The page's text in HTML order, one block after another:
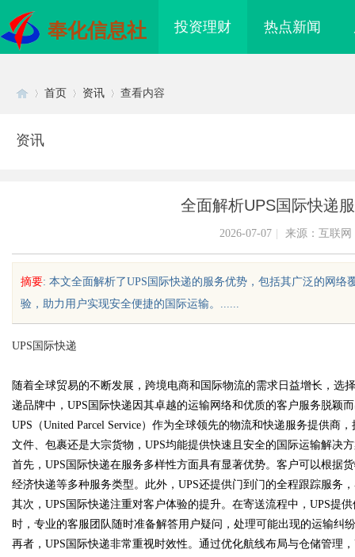
奉化信息社 投资理财 热点新闻
uz
首页 资讯 查看内容
资讯
全面解析UPS国际快递
2026-07-07 来源：互联网
摘要: 本文全面解析了UPS国际快递的服务优势，包括其广泛的网
验，助力用户实现安全便捷的国际运输。......
UPS国际快递
随着全球贸易的不断发展，跨境电商和国际物流的需求日益增长，选
递品牌中，UPS国际快递因其卓越的运输网络和优质的客户服务脱颖
UPS（United Parcel Service）作为全球领先的物流和快递服务提供商
文件、包裹还是大宗货物，UPS均能提供快速且安全的国际运输解决
首先，UPS国际快递在服务多样性方面具有显著优势。客户可以根据
经济快递等多种服务类型。此外，UPS还提供门到门的全程跟踪服务
其次，UPS国际快递注重对客户体验的提升。在寄送流程中，UPS提
时，专业的客服团队随时准备解答用户疑问，处理可能出现的运输纠
再者，UPS国际快递非常重视时效性。通过优化航线布局与仓储管理
配眼镜
花钱，ai却天天给他免费派单？